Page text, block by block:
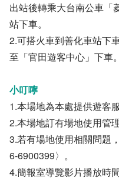
出站後轉乘大台南公車「
站下車。
2.可搭火車到善化車站下
至「官田遊客中心」下車。
小叮嚀
1.本場地為本處提供遊客
2.本場地訂有場地使用管
3.若有場地使用相關問題
6-6900399〉。
4.簡報室導覽影片播放時